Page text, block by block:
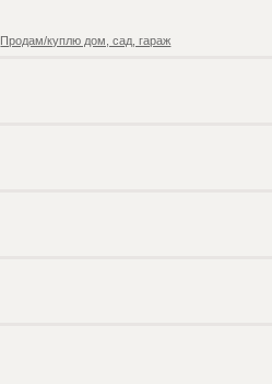
Продам/куплю дом, сад, гараж